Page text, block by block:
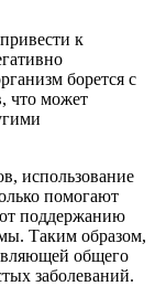
к
борется с
что может
использование
помогают
поддержанию
Таким образом,
общего
заболеваний.